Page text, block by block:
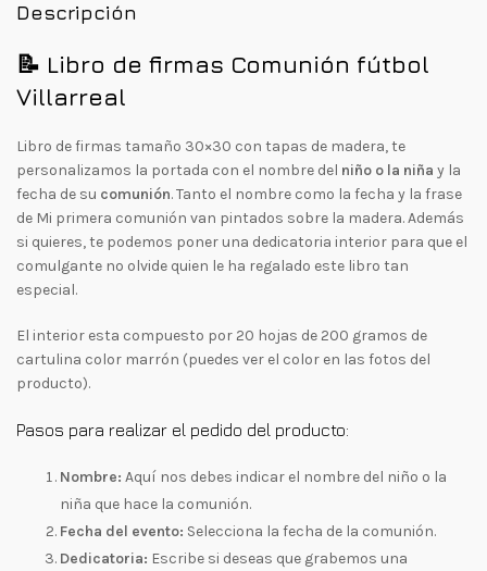
Descripción
📝 Libro de firmas Comunión fútbol
Villarreal
Libro de firmas tamaño 30×30 con tapas de madera, te
personalizamos la portada con el nombre del niño o la niña y la
fecha de su comunión. Tanto el nombre como la fecha y la frase
de Mi primera comunión van pintados sobre la madera. Además
si quieres, te podemos poner una dedicatoria interior para que el
comulgante no olvide quien le ha regalado este libro tan
especial.
El interior esta compuesto por 20 hojas de 200 gramos de
cartulina color marrón (puedes ver el color en las fotos del
producto).
Pasos para realizar el pedido del producto:
Nombre: Aquí nos debes indicar el nombre del niño o la
niña que hace la comunión.
Fecha del evento: Selecciona la fecha de la comunión.
Dedicatoria: Escribe si deseas que grabemos una